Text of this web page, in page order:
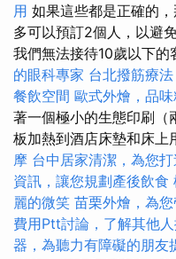
用 如果這些都是正確的
多可以預訂2個人，以避
我們無法接待10歲以下的
的眼科專家 台北撥筋療法
餐飲空間 歐式外燴，品
著一個極小的生態印刷（
板加熱到酒店床墊和床上
摩 台中居家清潔，為您
資訊，讓您規劃產後飲食
麗的微笑 苗栗外燴，為
費用Ptt討論，了解其他
器，為聽力有障礙的朋友